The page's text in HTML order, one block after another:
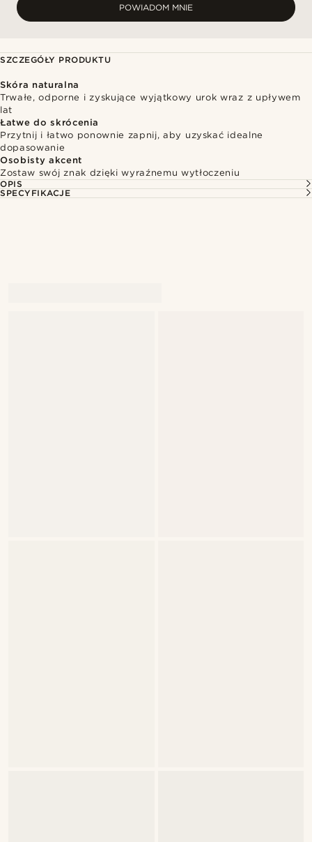
POWIADOM MNIE
SZCZEGÓŁY PRODUKTU
Skóra naturalna
Trwałe, odporne i zyskujące wyjątkowy urok wraz z upływem
lat
Łatwe do skrócenia
Przytnij i łatwo ponownie zapnij, aby uzyskać idealne
dopasowanie
Osobisty akcent
Zostaw swój znak dzięki wyraźnemu wytłoczeniu
OPIS
SPECYFIKACJE